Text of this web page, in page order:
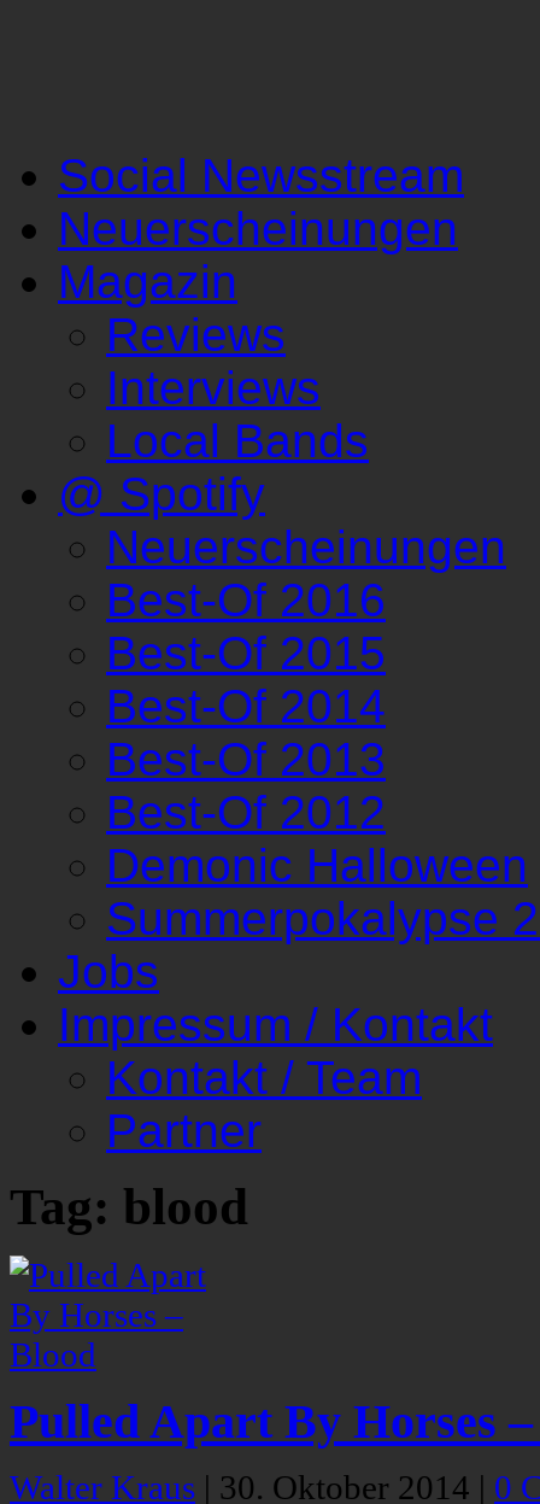
Social Newsstream
Neuerscheinungen
Magazin
Reviews
Interviews
Local Bands
@ Spotify
Neuerscheinungen
Best-Of 2016
Best-Of 2015
Best-Of 2014
Best-Of 2013
Best-Of 2012
Demonic Halloween
Summerpokalypse
Jobs
Impressum / Kontakt
Kontakt / Team
Partner
Tag: blood
Pulled Apart By Horses
Walter Kraus | 30. Oktober 2014 | 0